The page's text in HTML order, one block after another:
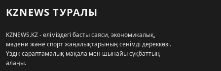
KZNEWS ТУРАЛЫ
KZNEWS.KZ - еліміздегі басты саяси, экономикалық,
мәдени және спорт жаңалықтарының сенімді дереккөзі.
Үздік сараптамалық мақала мен шынайы сұқбаттың
алаңы.